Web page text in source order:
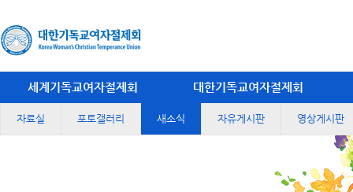
세계기독교여자절제회 대한기독교여자절제회
자료실 포토갤러리 새소식 자유게시판 영상게시판